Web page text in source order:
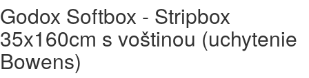
Godox Softbox - Stripbox
35x160cm s voštinou (uchytenie
Bowens)